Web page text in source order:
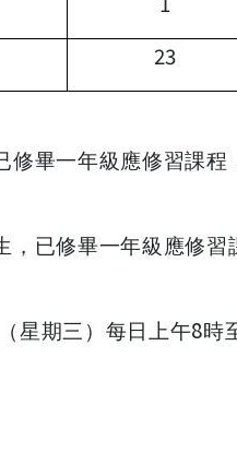
23
畢一年級應修習課程
已修畢一年級應修習
星期三）每日上午8時